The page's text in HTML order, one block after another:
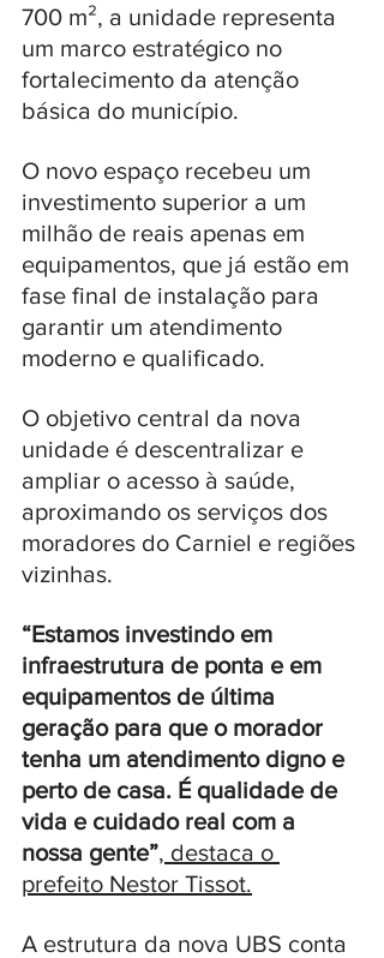
700 m², a unidade representa
um marco estratégico no
fortalecimento da atenção
básica do município.
O novo espaço recebeu um
investimento superior a um
milhão de reais apenas em
equipamentos, que já estão em
fase final de instalação para
garantir um atendimento
moderno e qualificado.
O objetivo central da nova
unidade é descentralizar e
ampliar o acesso à saúde,
aproximando os serviços dos
moradores do Carniel e regiões
vizinhas.
“Estamos investindo em
infraestrutura de ponta e em
equipamentos de última
geração para que o morador
tenha um atendimento digno e
perto de casa. É qualidade de
vida e cuidado real com a
nossa gente”, destaca o
prefeito Nestor Tissot.
A estrutura da nova UBS conta